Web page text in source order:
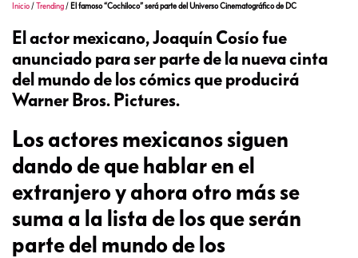
Inicio /Trending / El famoso “Cochiloco” será parte del Universo Cinematográfico de DC
El actor mexicano, Joaquín Cosío fue
anunciado para ser parte de la nueva cinta
del mundo de los cómics que producirá
Warner Bros. Pictures.
Los actores mexicanos siguen
dando de que hablar en el
extranjero y ahora otro más se
suma a la lista de los que serán
parte del mundo de los